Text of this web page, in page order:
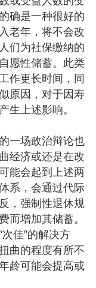
确是一种很好的
老年，将不会改
们为社保缴纳的
愿性储蓄。此类
作更长时间，同
原因，对于因寿
生上述影响。
一场政治辩论也
经济或还是在改
能会起到上述两
系，会通过代际
，强制性退休规
而增加其储蓄。
佳”的解决方
曲的程度有所不
龄可能会提高或